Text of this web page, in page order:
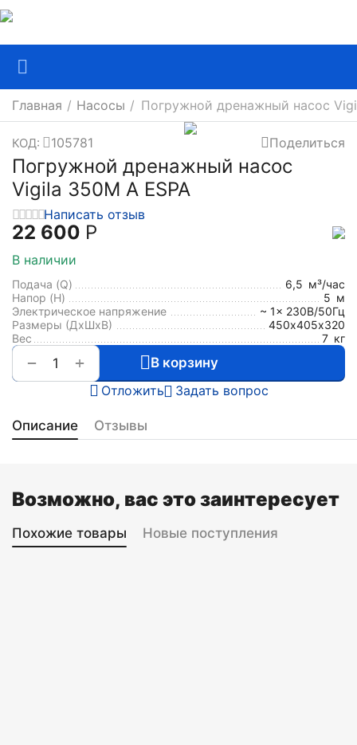
Главная / Насосы / Погружной дренажный насос
КОД: 105781 Поделиться
Погружной дренажный насос
Vigila 350M A ESPA
Написать отзыв
22 600 Р
В наличии
Подача (Q) 6,5 м³/час
Напор (H)
5 м
Электрическое напряжение
~ 1x 230В/50Гц
Размеры (ДхШxВ)
450х405х320
Вес
7 кг
+
−
В корзину
Отложить
Задать вопрос
Описание Отзывы
Возможно, вас это заинтересует
Похожие товары Новые поступления